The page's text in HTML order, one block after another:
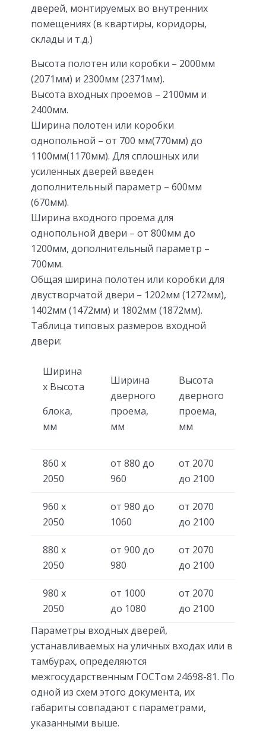
дверей, монтируемых во внутренних
помещениях (в квартиры, коридоры,
склады и т.д.)
Высота полотен или коробки – 2000мм
(2071мм) и 2300мм (2371мм).
Высота входных проемов – 2100мм и
2400мм.
Ширина полотен или коробки
однопольной – от 700 мм(770мм) до
1100мм(1170мм). Для сплошных или
усиленных дверей введен
дополнительный параметр – 600мм
(670мм).
Ширина входного проема для
однопольной двери – от 800мм до
1200мм, дополнительный параметр –
700мм.
Общая ширина полотен или коробки для
двустворчатой двери – 1202мм (1272мм),
1402мм (1472мм) и 1802мм (1872мм).
Таблица типовых размеров входной
двери:
Ширина
х Высота
блока,
мм
Ширина
дверного
проема,
мм
Высота
дверного
проема,
мм
860 х
2050
от 880 до
960
от 2070
до 2100
960 х
2050
от 980 до
1060
от 2070
до 2100
880 х
2050
от 900 до
980
от 2070
до 2100
980 х
2050
от 1000
до 1080
от 2070
до 2100
Параметры входных дверей,
устанавливаемых на уличных входах или в
тамбурах, определяются
межгосударственным ГОСТом 24698-81. По
одной из схем этого документа, их
габариты совпадают с параметрами,
указанными выше.